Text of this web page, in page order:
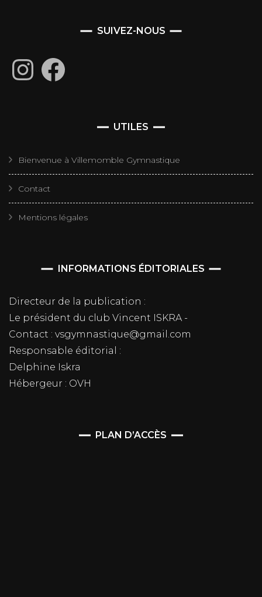
SUIVEZ-NOUS
InstagramFacebook
UTILES
Bienvenue à Villemomble Gymnastique
Contact
Mentions légales
INFORMATIONS ÉDITORIALES
Directeur de la publication :
Le président du club Vincent ISKRA -
Contact : vsgymnastique@gmail.com
Responsable éditorial :
Delphine Iskra
Hébergeur : OVH
PLAN D’ACCÈS